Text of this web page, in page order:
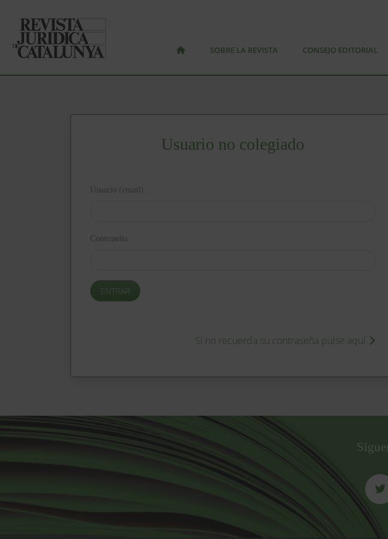
SOBRE LA REVISTA CONSEJO EDITORIAL
Usuario no colegiado
Usuario (email):
Contraseña:
Si no recuerda su contraseña pulse aquí